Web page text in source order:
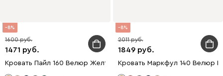
8
1471
1600
Кровать Пайл 160 Велюр Желтый
8
1849
2011
Кровать Маркфул 140 Велюр